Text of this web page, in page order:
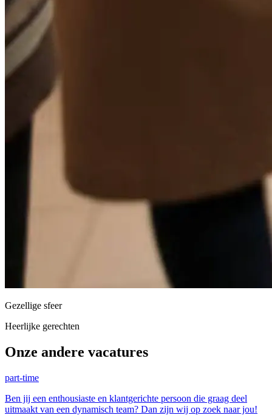
Gezellige sfeer
Heerlijke gerechten
Onze andere vacatures
part-time
Ben jij een enthousiaste en klantgerichte persoon die graag deel
uitmaakt van een dynamisch team? Dan zijn wij op zoek naar jou!